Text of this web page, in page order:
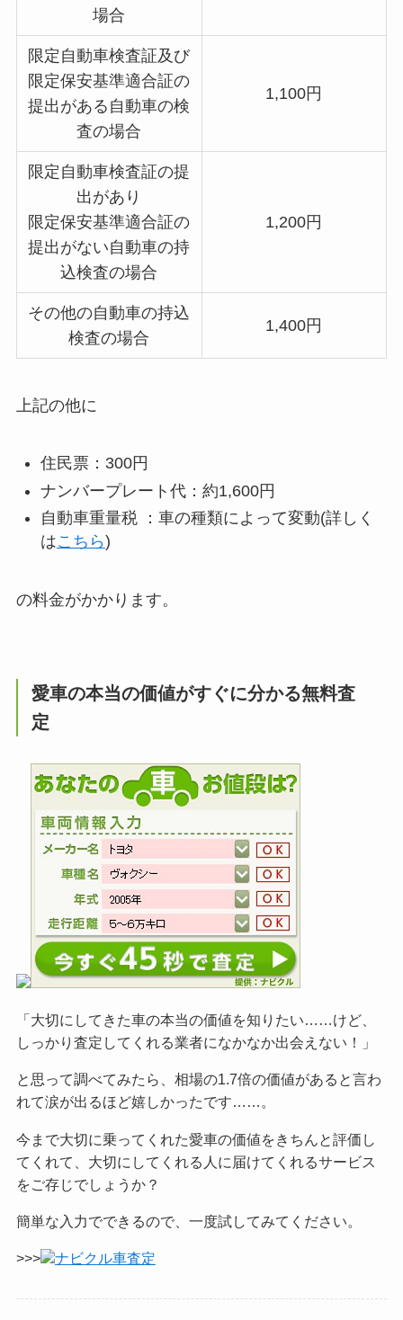
場合
限定自動車検査証及び
限定保安基準適合証の
提出がある自動車の検
査の場合
1,100円
限定自動車検査証の提
出があり
限定保安基準適合証の
提出がない自動車の持
込検査の場合
1,200円
その他の自動車の持込
検査の場合
1,400円
上記の他に
住民票：300円
ナンバープレート代：約1,600円
自動車重量税 ：車の種類によって変動(詳しく
はこちら)
の料金がかかります。
愛車の本当の価値がすぐに分かる無料査
定
「大切にしてきた車の本当の価値を知りたい……けど、
しっかり査定してくれる業者になかなか出会えない！」
と思って調べてみたら、相場の1.7倍の価値があると言わ
れて涙が出るほど嬉しかったです……。
今まで大切に乗ってくれた愛車の価値をきちんと評価し
てくれて、大切にしてくれる人に届けてくれるサービス
をご存じでしょうか？
簡単な入力でできるので、一度試してみてください。
>>> ナビクル車査定